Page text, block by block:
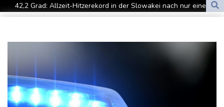
42,2 Grad: Allzeit-Hitzerekord in der Slowakei nach nur einem
Tag gebrochen
Tour de France Femmes: Lippert sprintet am Etappensieg vorbei
Schwimm-EM: Hentschel/Müller gewinnen Synchron-Bronze
Höhere Trassenpreise: Länder drohen mit Klage
RWE gibt Offshore-Windparkprojekte in den USA auf